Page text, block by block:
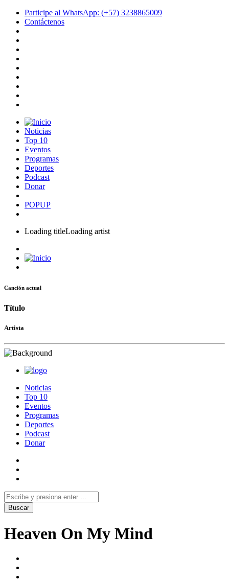
Participe al WhatsApp: (+57) 3238865009
Contáctenos
Noticias
Top 10
Eventos
Programas
Deportes
Podcast
Donar
POPUP
Loading titleLoading artist
Canción actual
Título
Artista
Noticias
Top 10
Eventos
Programas
Deportes
Podcast
Donar
Heaven On My Mind